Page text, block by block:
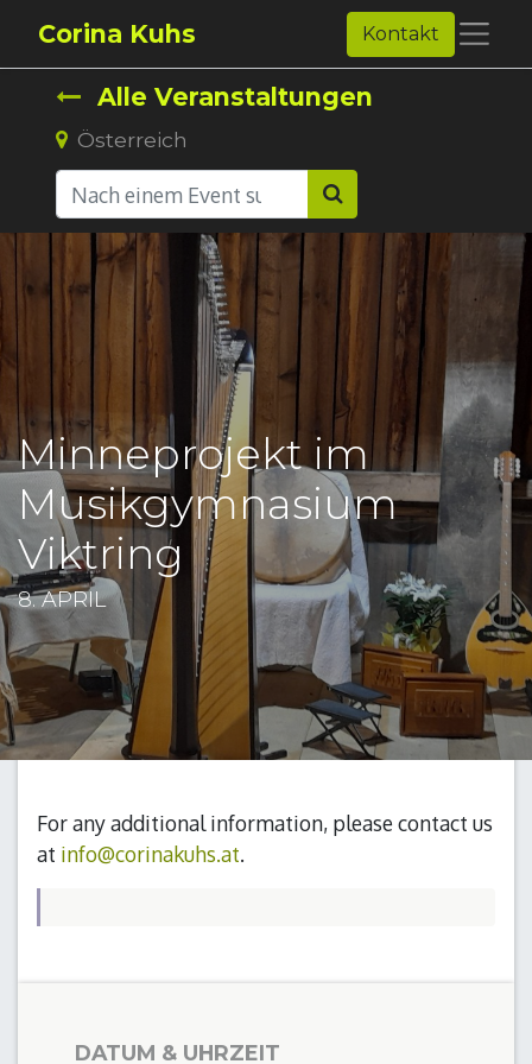
Corina Kuhs Kontakt
Alle Veranstaltungen
Österreich
Minneprojekt im
Musikgymnasium
Viktring
8. APRIL
For any additional information, please contact us
at info@corinakuhs.at.
DATUM & UHRZEIT